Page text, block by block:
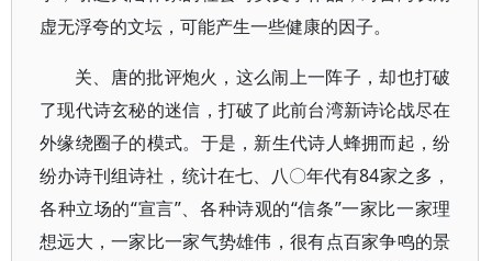
虚无浮夸的文坛，可能产生一些健康的因子。
关、唐的批评炮火，这么闹上一阵子，却也打破
了现代诗玄秘的迷信，打破了此前台湾新诗论战尽在
外缘绕圈子的模式。于是，新生代诗人蜂拥而起，纷
纷办诗刊组诗社，统计在七、八〇年代有84家之多，
各种立场的“宣言”、各种诗观的“信条”一家比一家理
想远大，一家比一家气势雄伟，很有点百家争鸣的景